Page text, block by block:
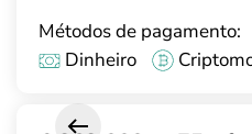
Métodos de pagamento:
Dinheiro